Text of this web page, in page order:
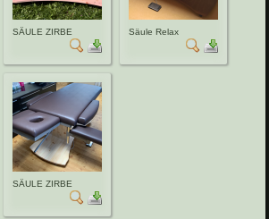
SÄULE ZIRBE Säule Relax
SÄULE ZIRBE